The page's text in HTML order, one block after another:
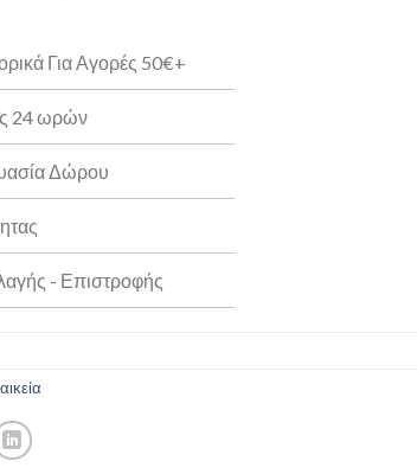
Για Αγορές 50€+
24 ωρών
Δώρου
- Επιστροφής